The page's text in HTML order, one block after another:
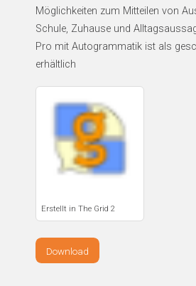
Möglichkeiten zum Mitteilen von
Schule, Zuhause und
Pro mit Autogrammatik ist als
erhältlich
Erstellt in The Grid 2
Download